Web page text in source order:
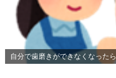
自分で歯磨きができなくなったら